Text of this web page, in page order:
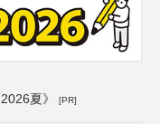
夏》 [PR]